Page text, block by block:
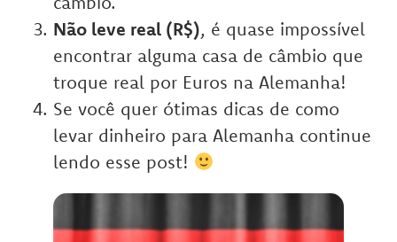
Não leve real (R$), é quase impossível
encontrar alguma casa de câmbio que
troque real por Euros na Alemanha!
Se você quer ótimas dicas de como
levar dinheiro para Alemanha continue
lendo esse post!